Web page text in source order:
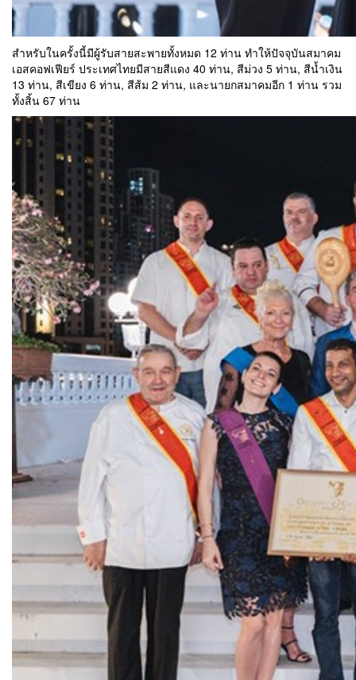
สำหรับในครั้งนี้มีผู้รับสายสะพายทั้งหมด 12 ท่าน ทำให้ปัจจุบันสมาคม
เอสคอฟเฟียร์ ประเทศไทยมีสายสีแดง 40 ท่าน, สีม่วง 5 ท่าน, สีน้ำเงิน
13 ท่าน, สีเขียง 6 ท่าน, สีส้ม 2 ท่าน, และนายกสมาคมอีก 1 ท่าน รวม
ทั้งสิ้น 67 ท่าน